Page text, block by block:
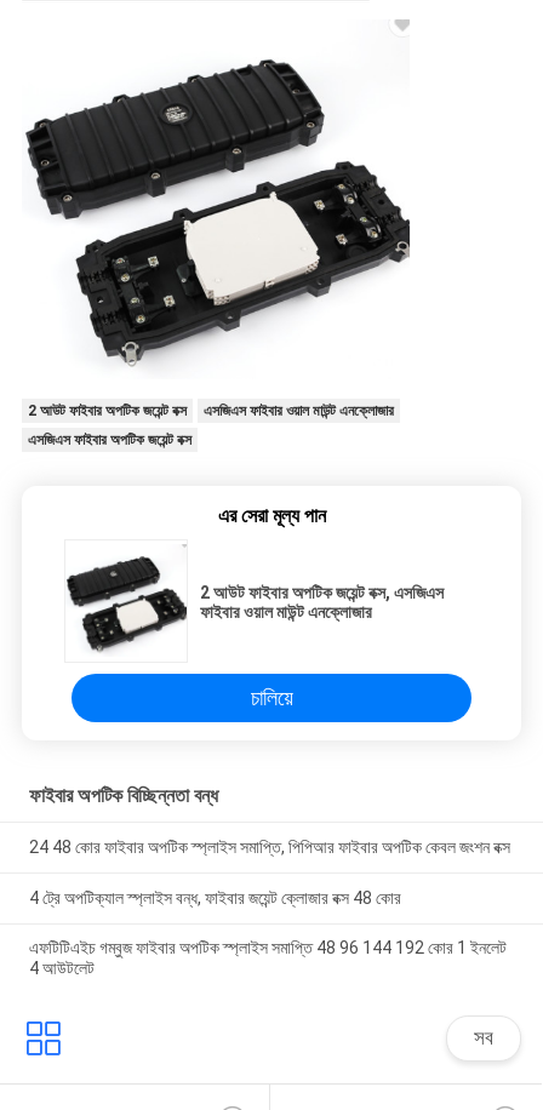
2 আউট ফাইবার অপটিক জয়েন্ট বক্স
এসজিএস ফাইবার ওয়াল মাউন্ট এনক্লোজার
এসজিএস ফাইবার অপটিক জয়েন্ট বক্স
এর সেরা মূল্য পান
2 আউট ফাইবার অপটিক জয়েন্ট বক্স, এসজিএস
ফাইবার ওয়াল মাউন্ট এনক্লোজার
চালিয়ে
ফাইবার অপটিক বিচ্ছিন্নতা বন্ধ
24 48 কোর ফাইবার অপটিক স্প্লাইস সমাপ্তি, পিপিআর ফাইবার অপটিক কেবল জংশন বক্স
4 ট্রে অপটিক্যাল স্প্লাইস বন্ধ, ফাইবার জয়েন্ট ক্লোজার বক্স 48 কোর
এফটিটিএইচ গম্বুজ ফাইবার অপটিক স্প্লাইস সমাপ্তি 48 96 144 192 কোর 1 ইনলেট
4 আউটলেট
সব